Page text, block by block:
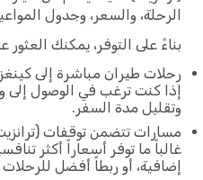
الرحلة، والسعر، وجدول
بناءً على التوفر، يمكنك العثور
رحلات طيران مباشرة إلى
إذا كنت ترغب في الوصول
وتقليل مدة السفر.
مسارات تتضمن توقفات
غالباً ما توفر أسعاراً أكثر
إضافية، أو ربطاً أفضل للرحلات